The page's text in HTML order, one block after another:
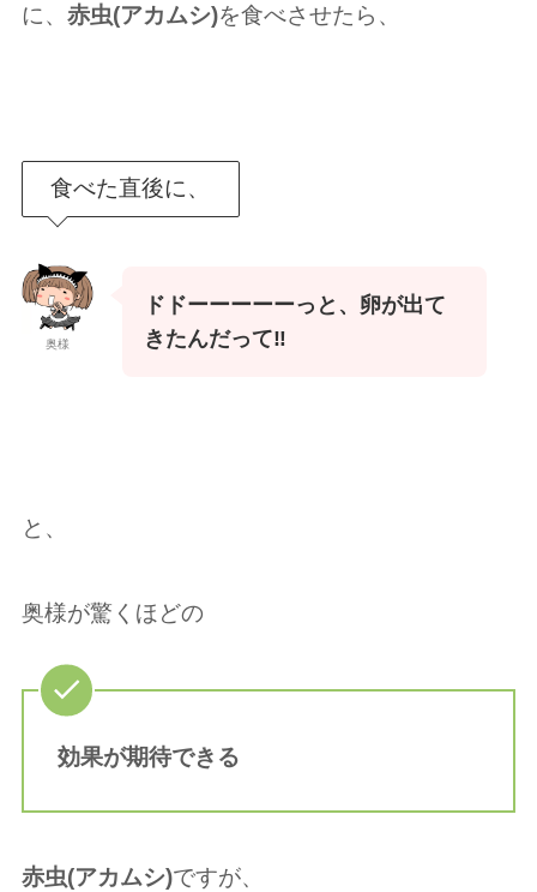
に、 赤虫(アカムシ)を食べさせたら、
食べた直後に、
奥様
ドドーーーーーっと、卵が出て
きたんだって‼️
と、
奥様が驚くほどの
効果が期待できる
赤虫(アカムシ)ですが、